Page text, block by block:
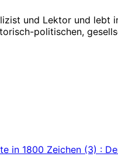
und Lektor und
politischen,
in 1800 Zeichen (3) :